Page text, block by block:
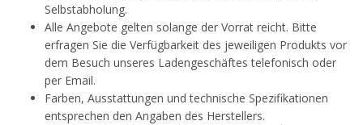
Selbstabholung.
Alle Angebote gelten solange der Vorrat reicht. Bitte
erfragen Sie die Verfügbarkeit des jeweiligen Produkts vor
dem Besuch unseres Ladengeschäftes telefonisch oder
per Email.
Farben, Ausstattungen und technische Spezifikationen
entsprechen den Angaben des Herstellers.